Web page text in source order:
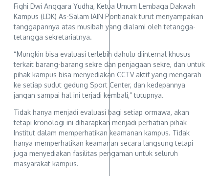
Fighi Dwi Anggara Yudha, Ketua Umum Lembaga Dakwah
Kampus (LDK) As-Salam IAIN Pontianak turut menyampaikan
tanggapannya atas musibah yang dialami oleh tetangga-
tetangga sekretariatnya.
“Mungkin bisa evaluasi terlebih dahulu diinternal khusus
terkait barang-barang sekre dan penjagaan sekre, dan untuk
pihak kampus bisa menyediakan CCTV aktif yang mengarah
ke setiap sudut gedung Sport Center, dan kedepannya
jangan sampai hal ini terjadi kembali,” tutupnya.
Tidak hanya menjadi evaluasi bagi setiap ormawa, akan
tetapi kronologi ini diharapkan menjadi perhatian pihak
Institut dalam memperhatikan keamanan kampus. Tidak
hanya memperhatikan keamanan secara langsung tetapi
juga menyediakan fasilitas pengaman untuk seluruh
masyarakat kampus.